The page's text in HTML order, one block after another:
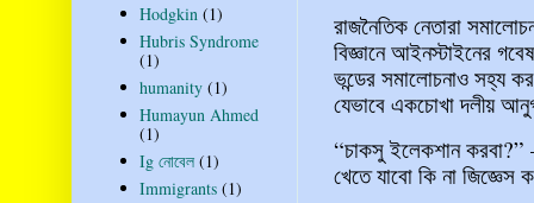
রাজনৈতিক নেতারা
বিজ্ঞানে আইনস্টাইনের
ভন্ডের সমালোচনাও সহ্য
যেভাবে একচোখা দলীয়
“চাকসু ইলেকশান করবা?”
খেতে যাবো কি না জিজ্ঞেস
Hodgkin (1)
Hubris Syndrome
(1)
humanity (1)
Humayun Ahmed
(1)
Ig নোবেল (1)
Immigrants (1)